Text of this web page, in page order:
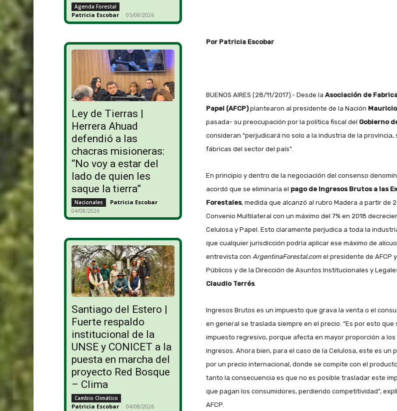
Agenda Forestal
Patricia Escobar - 05/08/2026
Ley de Tierras |
Herrera Ahuad
defendió a las
chacras misioneras:
“No voy a estar del
lado de quien les
saque la tierra”
Nacionales Patricia Escobar -
04/08/2026
Santiago del Estero |
Fuerte respaldo
institucional de la
UNSE y CONICET a la
puesta en marcha del
proyecto Red Bosque
– Clima
Cambio Climático
Patricia Escobar - 04/08/2026
Por Patricia Escobar
BUENOS AIRES (28/11/2017).- Desde la Asociación de
Papel (AFCP)plantearon al presidente de la Nación
pasada- su preocupación por la política fiscal del Gobierno
consideran “perjudicará no solo a la industria de la provincia,
fábricas del sector del país”.
En principio y dentro de la negociación del consenso
acordó que se eliminaría el pago de Ingresos Brutos a las
Forestales, medida que alcanzó al rubro Madera a partir de
Convenio Multilateral con un máximo del 7% en 2018
Celulosa y Papel. Esto claramente perjudica a toda la
que cualquier jurisdicción podría aplicar ese máximo de
entrevista con ArgentinaForestal.comel presidente de AFCP
Públicos y de la Dirección de Asuntos Institucionales y
Claudio Terrés.
Ingresos Brutos es un impuesto que grava la venta o el
en general se traslada siempre en el precio. “Es por esto que
impuesto regresivo, porque afecta en mayor proporción a
ingresos. Ahora bien, para el caso de la Celulosa, este es un
por un precio internacional, donde se compite con el
tanto la consecuencia es que no es posible trasladar este
que pagan los consumidores, perdiendo competitividad”,
AFCP.